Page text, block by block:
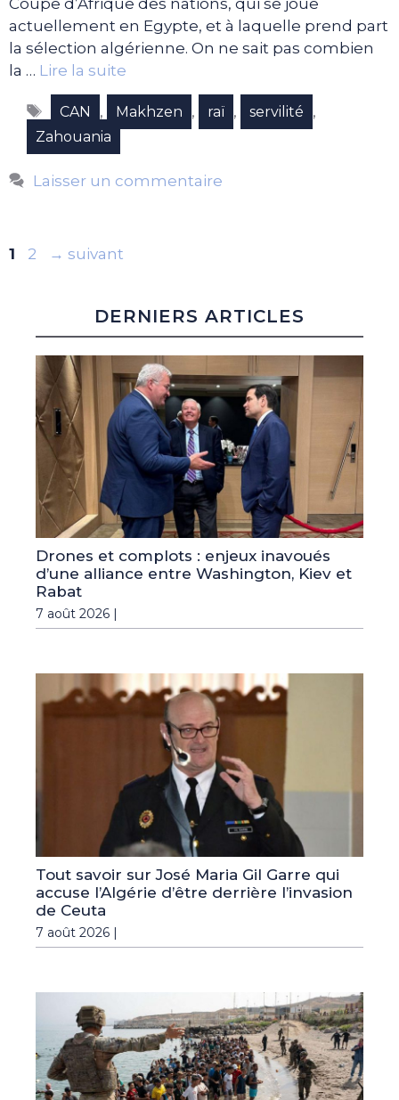
actuellement en Egypte, et à laquelle prend part
la sélection algérienne. On ne sait pas combien
la … Lire la suite
Étiquettes
CAN , Makhzen , raï , servilité ,
Zahouania
Laisser un commentaire
Page
1 Page
2 → suivant
DERNIERS ARTICLES
Drones et complots : enjeux inavoués
d’une alliance entre Washington, Kiev et
Rabat
7 août 2026 |
Tout savoir sur José Maria Gil Garre qui
accuse l’Algérie d’être derrière l’invasion
de Ceuta
7 août 2026 |